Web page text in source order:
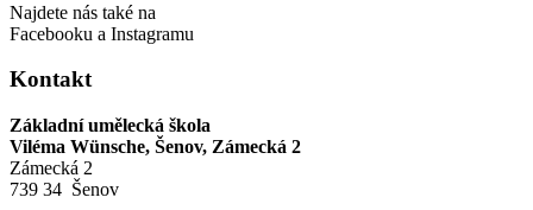
Najdete nás také na
Facebooku a Instagramu
Kontakt
Základní umělecká škola
Viléma Wünsche, Šenov, Zámecká 2
Zámecká 2
739 34 Šenov